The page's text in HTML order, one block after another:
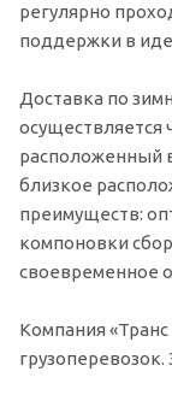
регулярно
поддержки в
Доставка по
осуществляется
расположенный
близкое
преимуществ:
компоновки
своевременное
Компания «Транс
грузоперевозок.